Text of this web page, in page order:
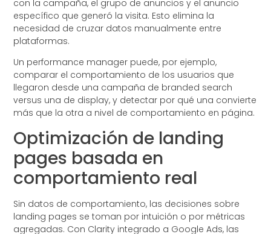
con la campaña, el grupo de anuncios y el anuncio
específico que generó la visita. Esto elimina la
necesidad de cruzar datos manualmente entre
plataformas.
Un performance manager puede, por ejemplo,
comparar el comportamiento de los usuarios que
llegaron desde una campaña de branded search
versus una de display, y detectar por qué una convierte
más que la otra a nivel de comportamiento en página.
Optimización de landing
pages basada en
comportamiento real
Sin datos de comportamiento, las decisiones sobre
landing pages se toman por intuición o por métricas
agregadas. Con Clarity integrado a Google Ads, las